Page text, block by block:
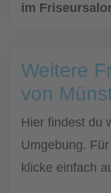
im
Weitere
von
Hier findest du
Umgebung.
klicke einfach